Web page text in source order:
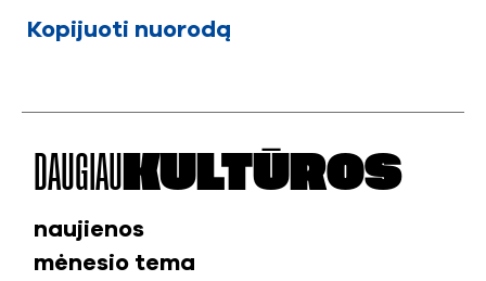
Kopijuoti nuorodą
DAUGIAU KULTŪROS
naujienos
mėnesio tema